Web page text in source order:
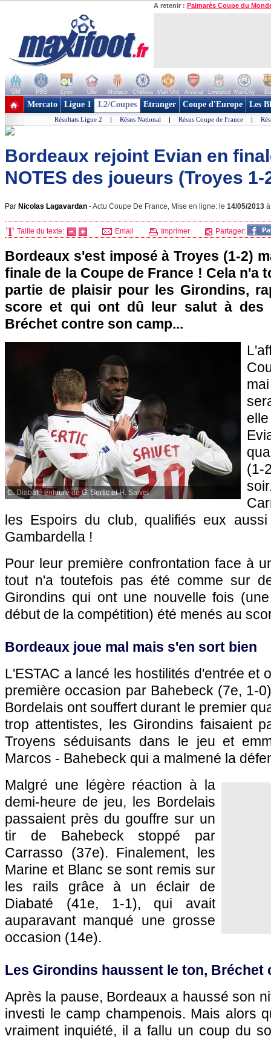
A retenir : Palmarès Coupe du
OM PSG Lyon Lille Monaco Chelsea Man Utd Arsenal Liverpool ManCity
+ de clubs
Mercato Ligue 1 L2/Coupes Etranger Coupe d'Europe Les
Résultats Ligue 2 | Résus National | Résus Coupe de France |
Bordeaux rejoint Evian en
NOTES des joueurs (Troyes
Par Nicolas Lagavardan -Actu Coupe De France, Mise en ligne: le 14/05/2013
Taille du texte: Email Imprimer Partager:
Bordeaux s'est imposé à Troyes (1-2)
finale de la Coupe de France ! Cela n'a
partie de plaisir pour les Girondins,
score et qui ont dû leur salut à des
Bréchet contre son camp...
C. Diabaté entouré de G. Sertic et H. Saivet
les Espoirs du club, qualifiés eux
Gambardella !
Pour leur première confrontation face à
tout n'a toutefois pas été comme sur
Girondins qui ont une nouvelle fois
début de la compétition) été menés au
Bordeaux joue mal mais s'en sort bien
L'ESTAC a lancé les hostilités d'entrée et
première occasion par Bahebeck (7e, 1-
Bordelais ont souffert durant le premier
trop attentistes, les Girondins faisaient
Troyens séduisants dans le jeu et
Marcos - Bahebeck qui a malmené la
Malgré une légère réaction à la
demi-heure de jeu, les Bordelais
passaient près du gouffre sur un
tir de Bahebeck stoppé par
Carrasso (37e). Finalement, les
Marine et Blanc se sont remis sur
les rails grâce à un éclair de
Diabaté (41e, 1-1), qui avait
auparavant manqué une grosse
occasion (14e).
Les Girondins haussent le ton, Bréchet
Après la pause, Bordeaux a haussé son
investi le camp champenois. Mais alors
vraiment inquiété, il a fallu un coup du